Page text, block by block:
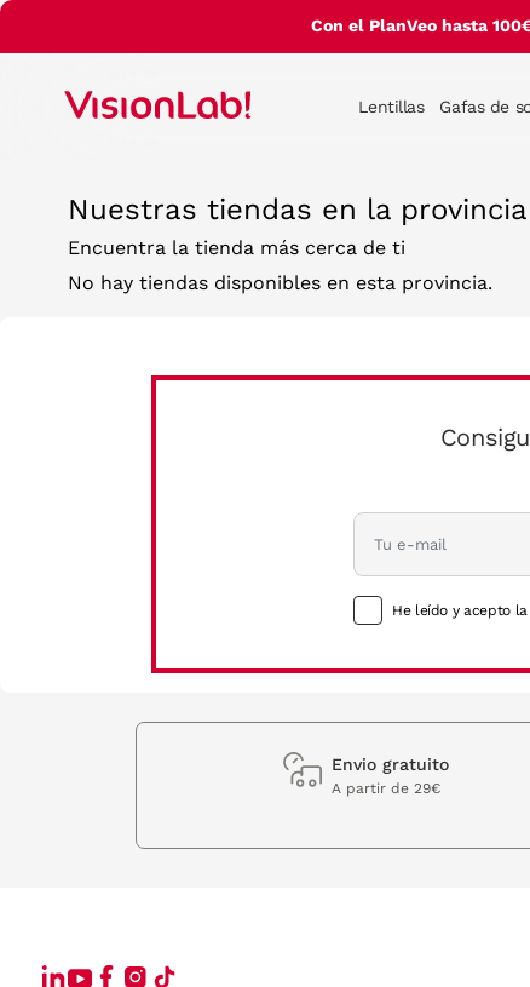
Con el PlanVeo hasta
Lentillas Gafas de
Nuestras tiendas en la
Encuentra la tienda más cerca de ti
No hay tiendas disponibles en esta provincia.
He leído y acepto
Envio gratuito
A partir de 29€